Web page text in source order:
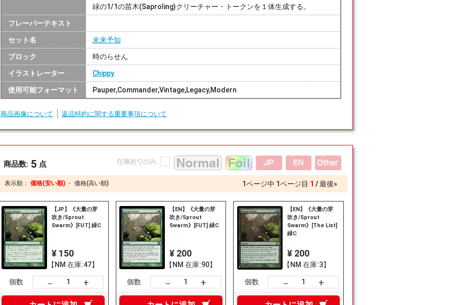
緑の1/1の苗木(Saproling)クリーチャー・トークンを１体生成する。
フレーバーテキスト
セット名 未来予知
ブロック 時のらせん
イラストレーター Chippy
使用可能フォーマット Pauper,Commander,Vintage,Legacy,Modern
商品画像について 返品特約に関する重要事項について
商品数: 5 点
表示順： 価格(安い順) ・ 価格(高い順) 1ページ中 1ページ目 1 最後»
【JP】《大量の芽
吹き/Sprout
Swarm》[FUT] 緑C
¥ 150
【NM 在庫:47】
個数 － +
【EN】《大量の芽
吹き/Sprout
Swarm》[FUT] 緑C
¥ 200
【NM 在庫:90】
個数 － +
【EN】《大量の芽
吹き/Sprout
Swarm》[The List]
緑C
¥ 200
【NM 在庫:3】
個数 － +